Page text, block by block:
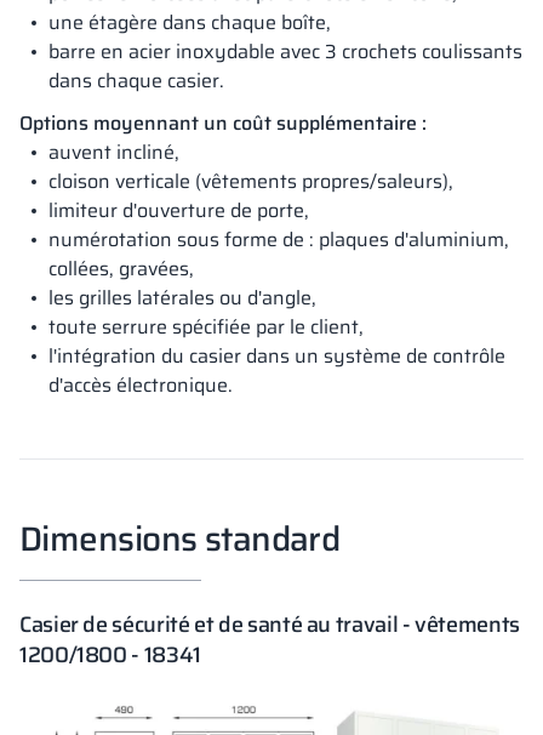
une étagère dans chaque boîte,
barre en acier inoxydable avec 3 crochets coulissants
dans chaque casier.
Options moyennant un coût supplémentaire :
auvent incliné,
cloison verticale (vêtements propres/saleurs),
limiteur d'ouverture de porte,
numérotation sous forme de : plaques d'aluminium,
collées, gravées,
les grilles latérales ou d'angle,
toute serrure spécifiée par le client,
l'intégration du casier dans un système de contrôle
d'accès électronique.
Dimensions standard
Casier de sécurité et de santé au travail - vêtements
1200/1800 - 18341